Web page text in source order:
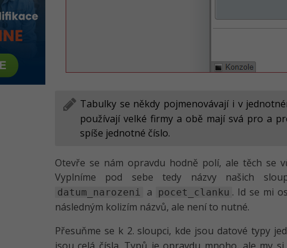
Tabulky se někdy pojmenovávají i v
používají velké firmy a obě mají svá pro a
spíše jednotné číslo.
Otevře se nám opravdu hodně polí, ale těch se
Vyplníme pod sebe tedy názvy našich
datum_narozeni a pocet_clanku . Id se mi
následným kolizím názvů, ale není to nutné.
Přesuňme se k 2. sloupci, kde jsou datové typy